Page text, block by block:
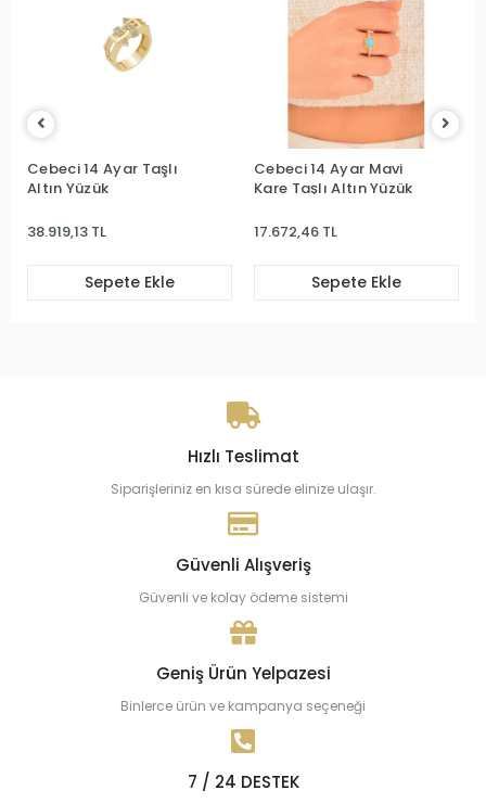
Cebeci 14 Ayar Taşlı
Altın Yüzük
38.919,13 TL
Sepete Ekle
Cebeci 14 Ayar Mavi
Kare Taşlı Altın Yüzük
17.672,46 TL
Sepete Ekle
Hızlı Teslimat
Siparişleriniz en kısa sürede elinize ulaşır.
Güvenli Alışveriş
Güvenli ve kolay ödeme sistemi
Geniş Ürün Yelpazesi
Binlerce ürün ve kampanya seçeneği
7 / 24 DESTEK